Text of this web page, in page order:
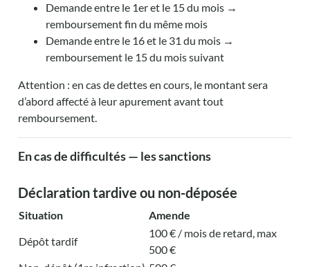
Demande entre le 1er et le 15 du mois →
remboursement fin du même mois
Demande entre le 16 et le 31 du mois →
remboursement le 15 du mois suivant
Attention : en cas de dettes en cours, le montant sera
d’abord affecté à leur apurement avant tout
remboursement.
En cas de difficultés — les sanctions
Déclaration tardive ou non-déposée
Situation
Amende
Dépôt tardif
100 € / mois de retard, max
500 €